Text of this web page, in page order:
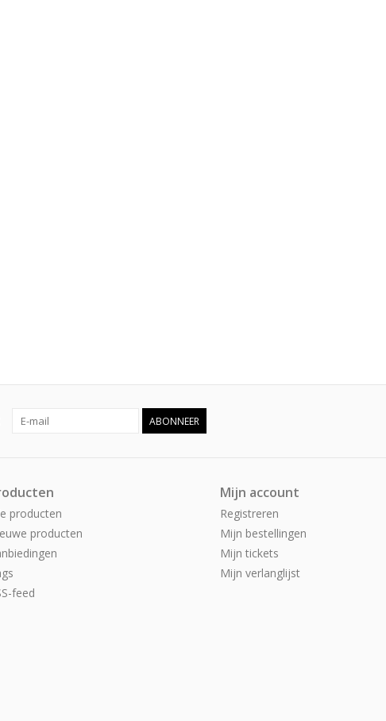
ABONNEER
producten
producten
feed
Mijn account
Registreren
Mijn bestellingen
Mijn tickets
Mijn verlanglijst